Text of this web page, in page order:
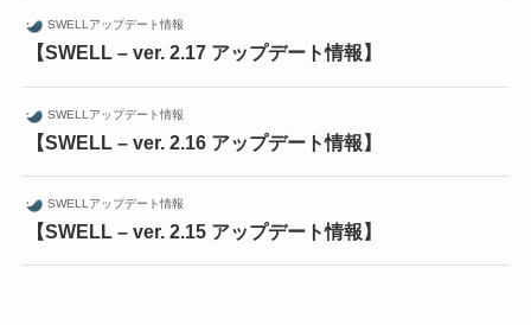
SWELLアップデート情報
【SWELL – ver. 2.17 アップデート情報】
SWELLアップデート情報
【SWELL – ver. 2.16 アップデート情報】
SWELLアップデート情報
【SWELL – ver. 2.15 アップデート情報】